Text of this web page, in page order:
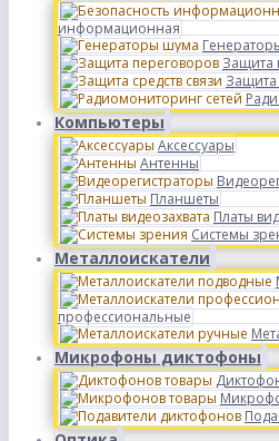
информационная
Защита
Защита
Компьютеры
Аксессуары
Антенны
Планшеты
Платы
Системы
Металлоискатели
профессиональные
Микрофоны диктофоны